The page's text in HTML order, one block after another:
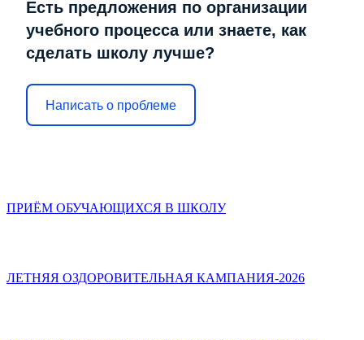
Есть предложения по организации
учебного процесса или знаете, как
сделать школу лучше?
Написать о проблеме
ПРИЁМ ОБУЧАЮЩИХСЯ В ШКОЛУ
ЛЕТНЯЯ ОЗДОРОВИТЕЛЬНАЯ КАМПАНИЯ-2026